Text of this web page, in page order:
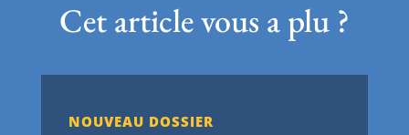
Cet article vous a plu ?
NOUVEAU DOSSIER